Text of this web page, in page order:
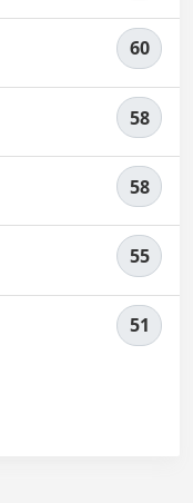
60
58
58
55
51